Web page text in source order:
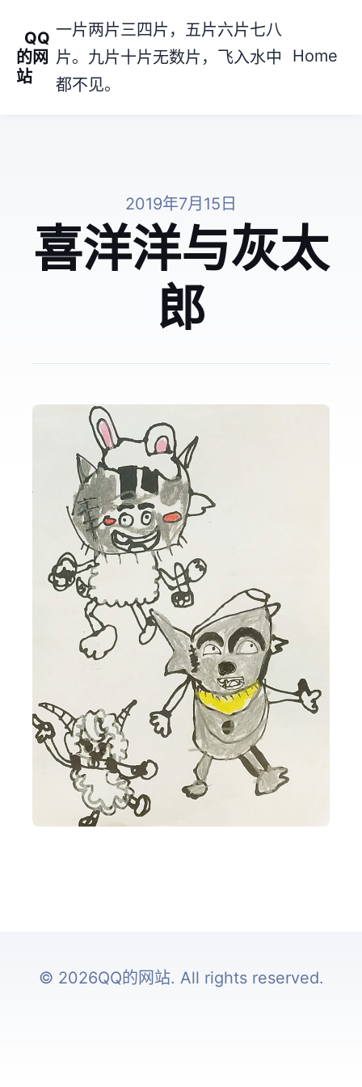
QQ
的网
站
一片两片三四片，五片六片七八
片。九片十片无数片，飞入水中
都不见。
Home
2019年7月15日
喜洋洋与灰太
郎
© 2026QQ的网站. All rights reserved.